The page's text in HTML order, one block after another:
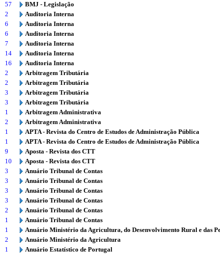
57
BMJ - Legislação
2
Auditoria Interna
6
Auditoria Interna
6
Auditoria Interna
7
Auditoria Interna
14
Auditoria Interna
16
Auditoria Interna
2
Arbitragem Tributária
2
Arbitragem Tributária
3
Arbitragem Tributária
3
Arbitragem Tributária
1
Arbitragem Administrativa
2
Arbitragem Administrativa
1
APTA - Revista do Centro de Estudos de Administração Pública
1
APTA - Revista do Centro de Estudos de Administração Pública
9
Aposta - Revista dos CTT
10
Aposta - Revista dos CTT
3
Anuário Tribunal de Contas
3
Anuário Tribunal de Contas
3
Anuário Tribunal de Contas
3
Anuário Tribunal de Contas
2
Anuário Tribunal de Contas
1
Anuário Tribunal de Contas
1
Anuário Ministério da Agricultura, do Desenvolvimento Rural e das
2
Anuário Ministério da Agricultura
1
Anuário Estatístico de Portugal